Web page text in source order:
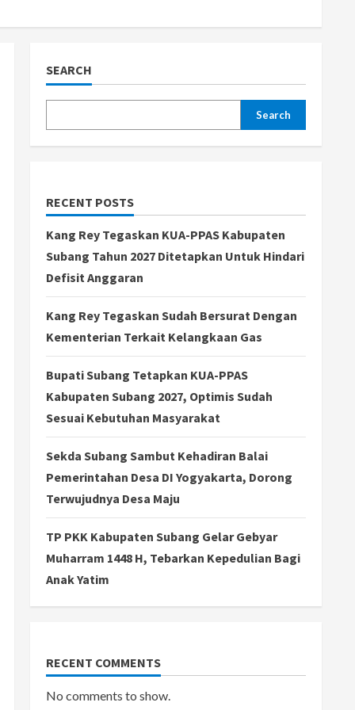
SEARCH
Search
RECENT POSTS
Kang Rey Tegaskan KUA-PPAS Kabupaten
Subang Tahun 2027 Ditetapkan Untuk Hindari
Defisit Anggaran
Kang Rey Tegaskan Sudah Bersurat Dengan
Kementerian Terkait Kelangkaan Gas
Bupati Subang Tetapkan KUA-PPAS
Kabupaten Subang 2027, Optimis Sudah
Sesuai Kebutuhan Masyarakat
Sekda Subang Sambut Kehadiran Balai
Pemerintahan Desa DI Yogyakarta, Dorong
Terwujudnya Desa Maju
TP PKK Kabupaten Subang Gelar Gebyar
Muharram 1448 H, Tebarkan Kepedulian Bagi
Anak Yatim
RECENT COMMENTS
No comments to show.